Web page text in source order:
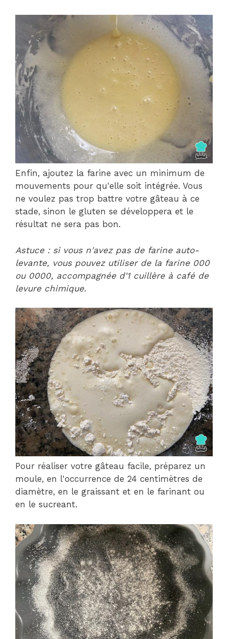
Enfin, ajoutez la farine avec un minimum de
mouvements pour qu'elle soit intégrée. Vous
ne voulez pas trop battre votre gâteau à ce
stade, sinon le gluten se développera et le
résultat ne sera pas bon.
Astuce : si vous n'avez pas de farine auto-
levante, vous pouvez utiliser de la farine 000
ou 0000, accompagnée d'1 cuillère à café de
levure chimique.
Pour réaliser votre gâteau facile, préparez un
moule, en l'occurrence de 24 centimètres de
diamètre, en le graissant et en le farinant ou
en le sucreant.